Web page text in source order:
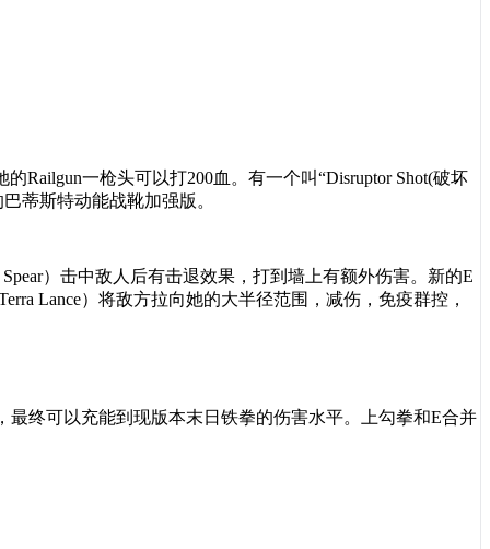
的Railgun一枪头可以打200血。有一个叫“Disruptor Shot(破坏
蒂斯特动能战靴加强版。
）击中敌人后有击退效果，打到墙上有额外伤害。新的E
Lance）将敌方拉向她的大半径范围，减伤，免疫群控，
最终可以充能到现版本末日铁拳的伤害水平。上勾拳和E合并